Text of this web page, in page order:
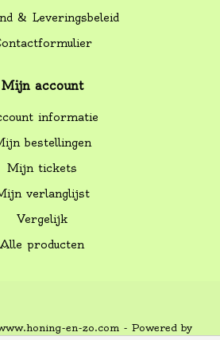
& Leveringsbeleid
Mijn account
informatie
bestellingen
Mijn tickets
verlanglijst
Vergelijk
Alle producten
en-zo.com - Powered by